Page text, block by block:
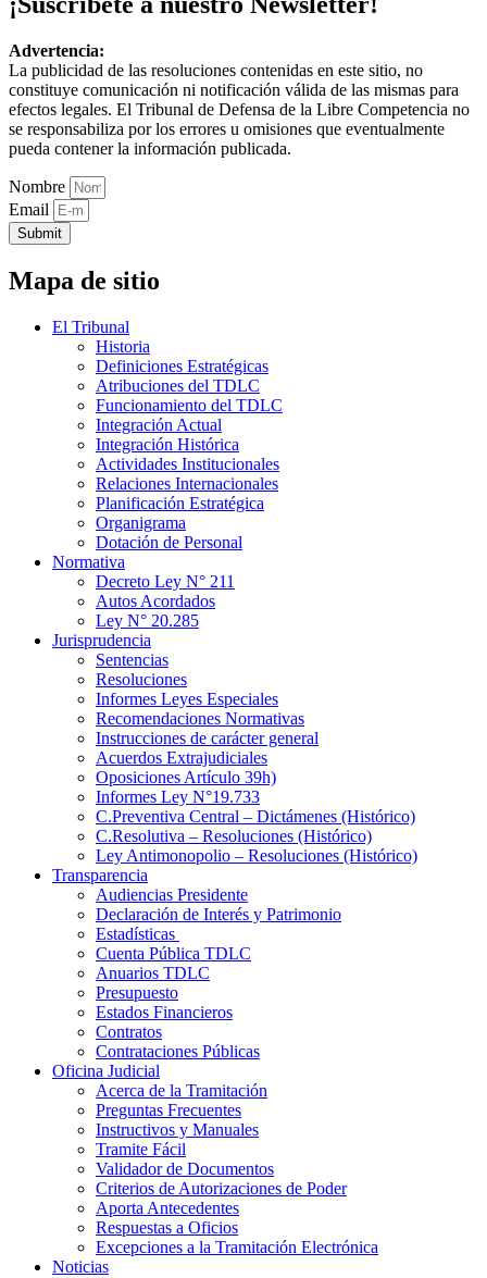
Advertencia:
La publicidad de las resoluciones contenidas en este sitio, no
constituye comunicación ni notificación válida de las mismas para
efectos legales. El Tribunal de Defensa de la Libre Competencia no
se responsabiliza por los errores u omisiones que eventualmente
pueda contener la información publicada.
Nombre
Email
Submit
Mapa de sitio
El Tribunal
Historia
Definiciones Estratégicas
Atribuciones del TDLC
Funcionamiento del TDLC
Integración Actual
Integración Histórica
Actividades Institucionales
Relaciones Internacionales
Planificación Estratégica
Organigrama
Dotación de Personal
Normativa
Decreto Ley N° 211
Autos Acordados
Ley N° 20.285
Jurisprudencia
Sentencias
Resoluciones
Informes Leyes Especiales
Recomendaciones Normativas
Instrucciones de carácter general
Acuerdos Extrajudiciales
Oposiciones Artículo 39h)
Informes Ley N°19.733
C.Preventiva Central – Dictámenes (Histórico)
C.Resolutiva – Resoluciones (Histórico)
Ley Antimonopolio – Resoluciones (Histórico)
Transparencia
Audiencias Presidente
Declaración de Interés y Patrimonio
Estadísticas
Cuenta Pública TDLC
Anuarios TDLC
Presupuesto
Estados Financieros
Contratos
Contrataciones Públicas
Oficina Judicial
Acerca de la Tramitación
Preguntas Frecuentes
Instructivos y Manuales
Tramite Fácil
Validador de Documentos
Criterios de Autorizaciones de Poder
Aporta Antecedentes
Respuestas a Oficios
Excepciones a la Tramitación Electrónica
Noticias